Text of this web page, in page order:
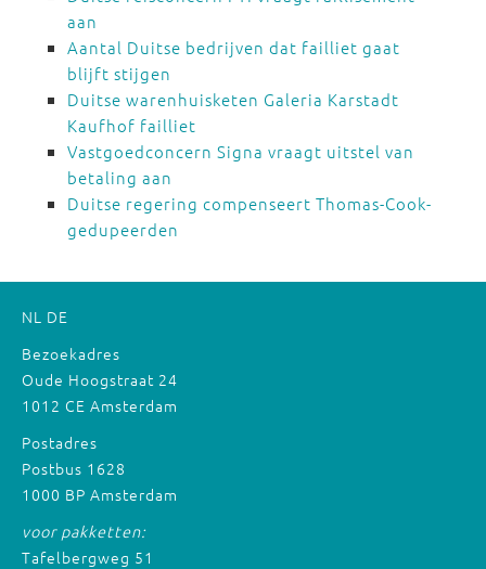
aan
Aantal Duitse bedrijven dat failliet gaat
blijft stijgen
Duitse warenhuisketen Galeria Karstadt
Kaufhof failliet
Vastgoedconcern Signa vraagt uitstel van
betaling aan
Duitse regering compenseert Thomas-Cook-
gedupeerden
NL DE
Bezoekadres
Oude Hoogstraat 24
1012 CE Amsterdam
Postadres
Postbus 1628
1000 BP Amsterdam
voor pakketten:
Tafelbergweg 51